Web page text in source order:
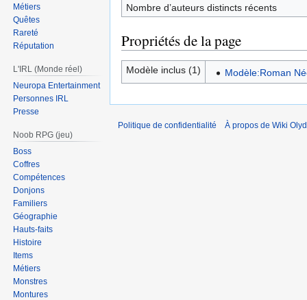
Nombre d’auteurs distincts récents
Propriétés de la page
Modèle inclus (1) Modèle:Roman
Métiers
Quêtes
Rareté
Réputation
L'IRL (Monde réel)
Neuropa Entertainment
Personnes IRL
Presse
Noob RPG (jeu)
Boss
Coffres
Compétences
Donjons
Familiers
Géographie
Hauts-faits
Histoire
Items
Métiers
Monstres
Montures
Politique de confidentialité À propos de Wiki